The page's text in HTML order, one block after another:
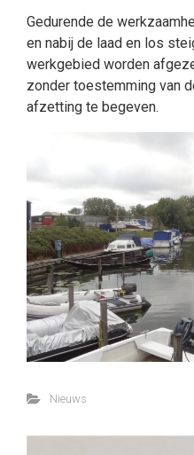
Gedurende de
en nabij de laad en los
werkgebied worden
zonder toestemming van
afzetting te begeven.
Nieuws